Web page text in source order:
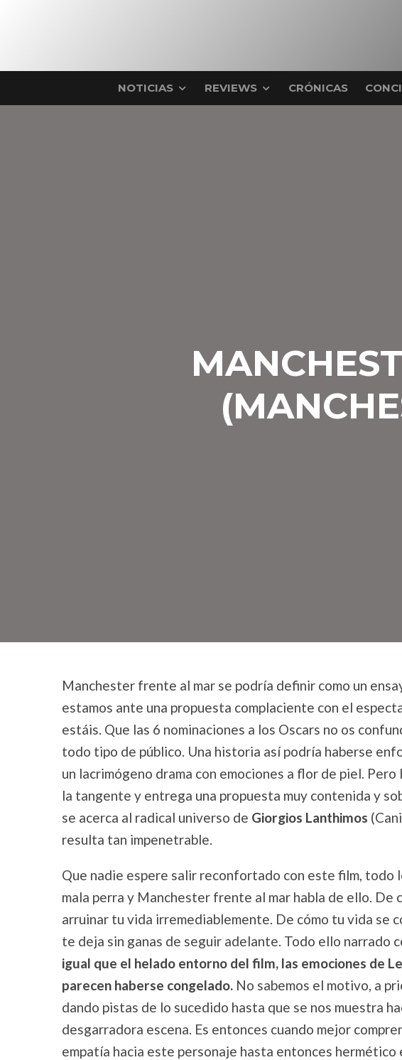
NOTICIAS REVIEWS CRÓNICAS
Manchester frente al mar se podría definir como un
estamos ante una propuesta complaciente con el
estáis. Que las 6 nominaciones a los Oscars no os
todo tipo de público. Una historia así podría haberse
un lacrimógeno drama con emociones a flor de piel.
la tangente y entrega una propuesta muy contenida y
se acerca al radical universo de Giorgios Lanthimos
resulta tan impenetrable.
Que nadie espere salir reconfortado con este film, todo
mala perra y Manchester frente al mar habla de ello. De
arruinar tu vida irremediablemente. De cómo tu vida se
te deja sin ganas de seguir adelante. Todo ello narrado
igual que el helado entorno del film, las emociones de
parecen haberse congelado. No sabemos el motivo, a
dando pistas de lo sucedido hasta que se nos muestra
desgarradora escena. Es entonces cuando mejor
empatía hacia este personaje hasta entonces